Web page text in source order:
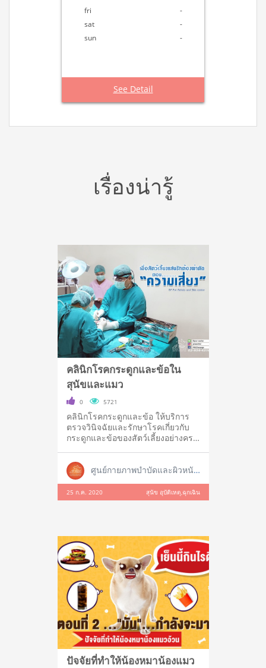
fri
-
sat
-
sun
-
See Detail
เรื่องน่ารู้
คลินิกโรคกระดูกและข้อใน
สุนัขและแมว
0 5721
คลินิกโรคกระดูกและข้อ ให้บริการ
ตรวจวินิจฉัยและรักษาโรคเกี่ยวกับ
กระดูกและข้อของสัตว์เลี้ยงอย่างครบ
ศูนย์กายภาพบำบัดและผิวหนังสัตว์เลี้ยง
25 ก.ค. 2020 สุนัข อุบัติเหตุ,ฉุกเฉิน
ปัจจัยที่ทำให้น้องหมาน้องแมว